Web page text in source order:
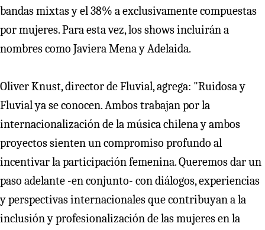
bandas mixtas y el 38% a exclusivamente compuestas
por mujeres. Para esta vez, los shows incluirán a
nombres como Javiera Mena y Adelaida.
Oliver Knust, director de Fluvial, agrega: "Ruidosa y
Fluvial ya se conocen. Ambos trabajan por la
internacionalización de la música chilena y ambos
proyectos sienten un compromiso profundo al
incentivar la participación femenina. Queremos dar un
paso adelante -en conjunto- con diálogos, experiencias
y perspectivas internacionales que contribuyan a la
inclusión y profesionalización de las mujeres en la